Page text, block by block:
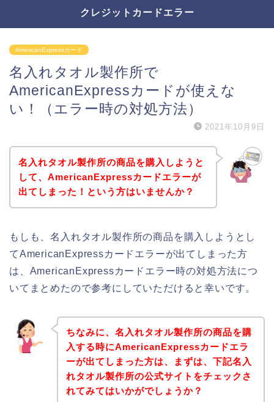
クレジットカードエラー
AmericanExpressカード
名入れタオル製作所で
AmericanExpressカードが使えな
い！（エラー時の対処方法）
2021年10月9日
名入れタオル製作所の商品を購入しようと
して、AmericanExpressカードエラーが
出てしまった！という方はいませんか？
もしも、名入れタオル製作所の商品を購入しようとし
てAmericanExpressカードエラーが出てしまった方
は、AmericanExpressカードエラー時の対処方法につ
いてまとめたので参考にしていただけると幸いです。
ちなみに、名入れタオル製作所の商品を購
入する時にAmericanExpressカードエラ
ーが出てしまった方は、まずは、下記名入
れタオル製作所の公式サイトをチェックさ
れてみてはいかがでしょうか？